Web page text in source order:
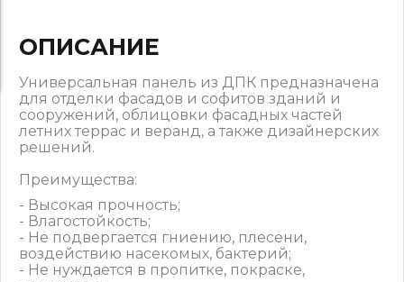
ОПИСАНИЕ
Универсальная панель из ДПК предназначена
для отделки фасадов и софитов зданий и
сооружений, облицовки фасадных частей
летних террас и веранд, а также дизайнерских
решений.
Преимущества:
- Высокая прочность;
- Влагостойкость;
- Не подвергается гниению, плесени,
воздействию насекомых, бактерий;
- Не нуждается в пропитке, покраске,